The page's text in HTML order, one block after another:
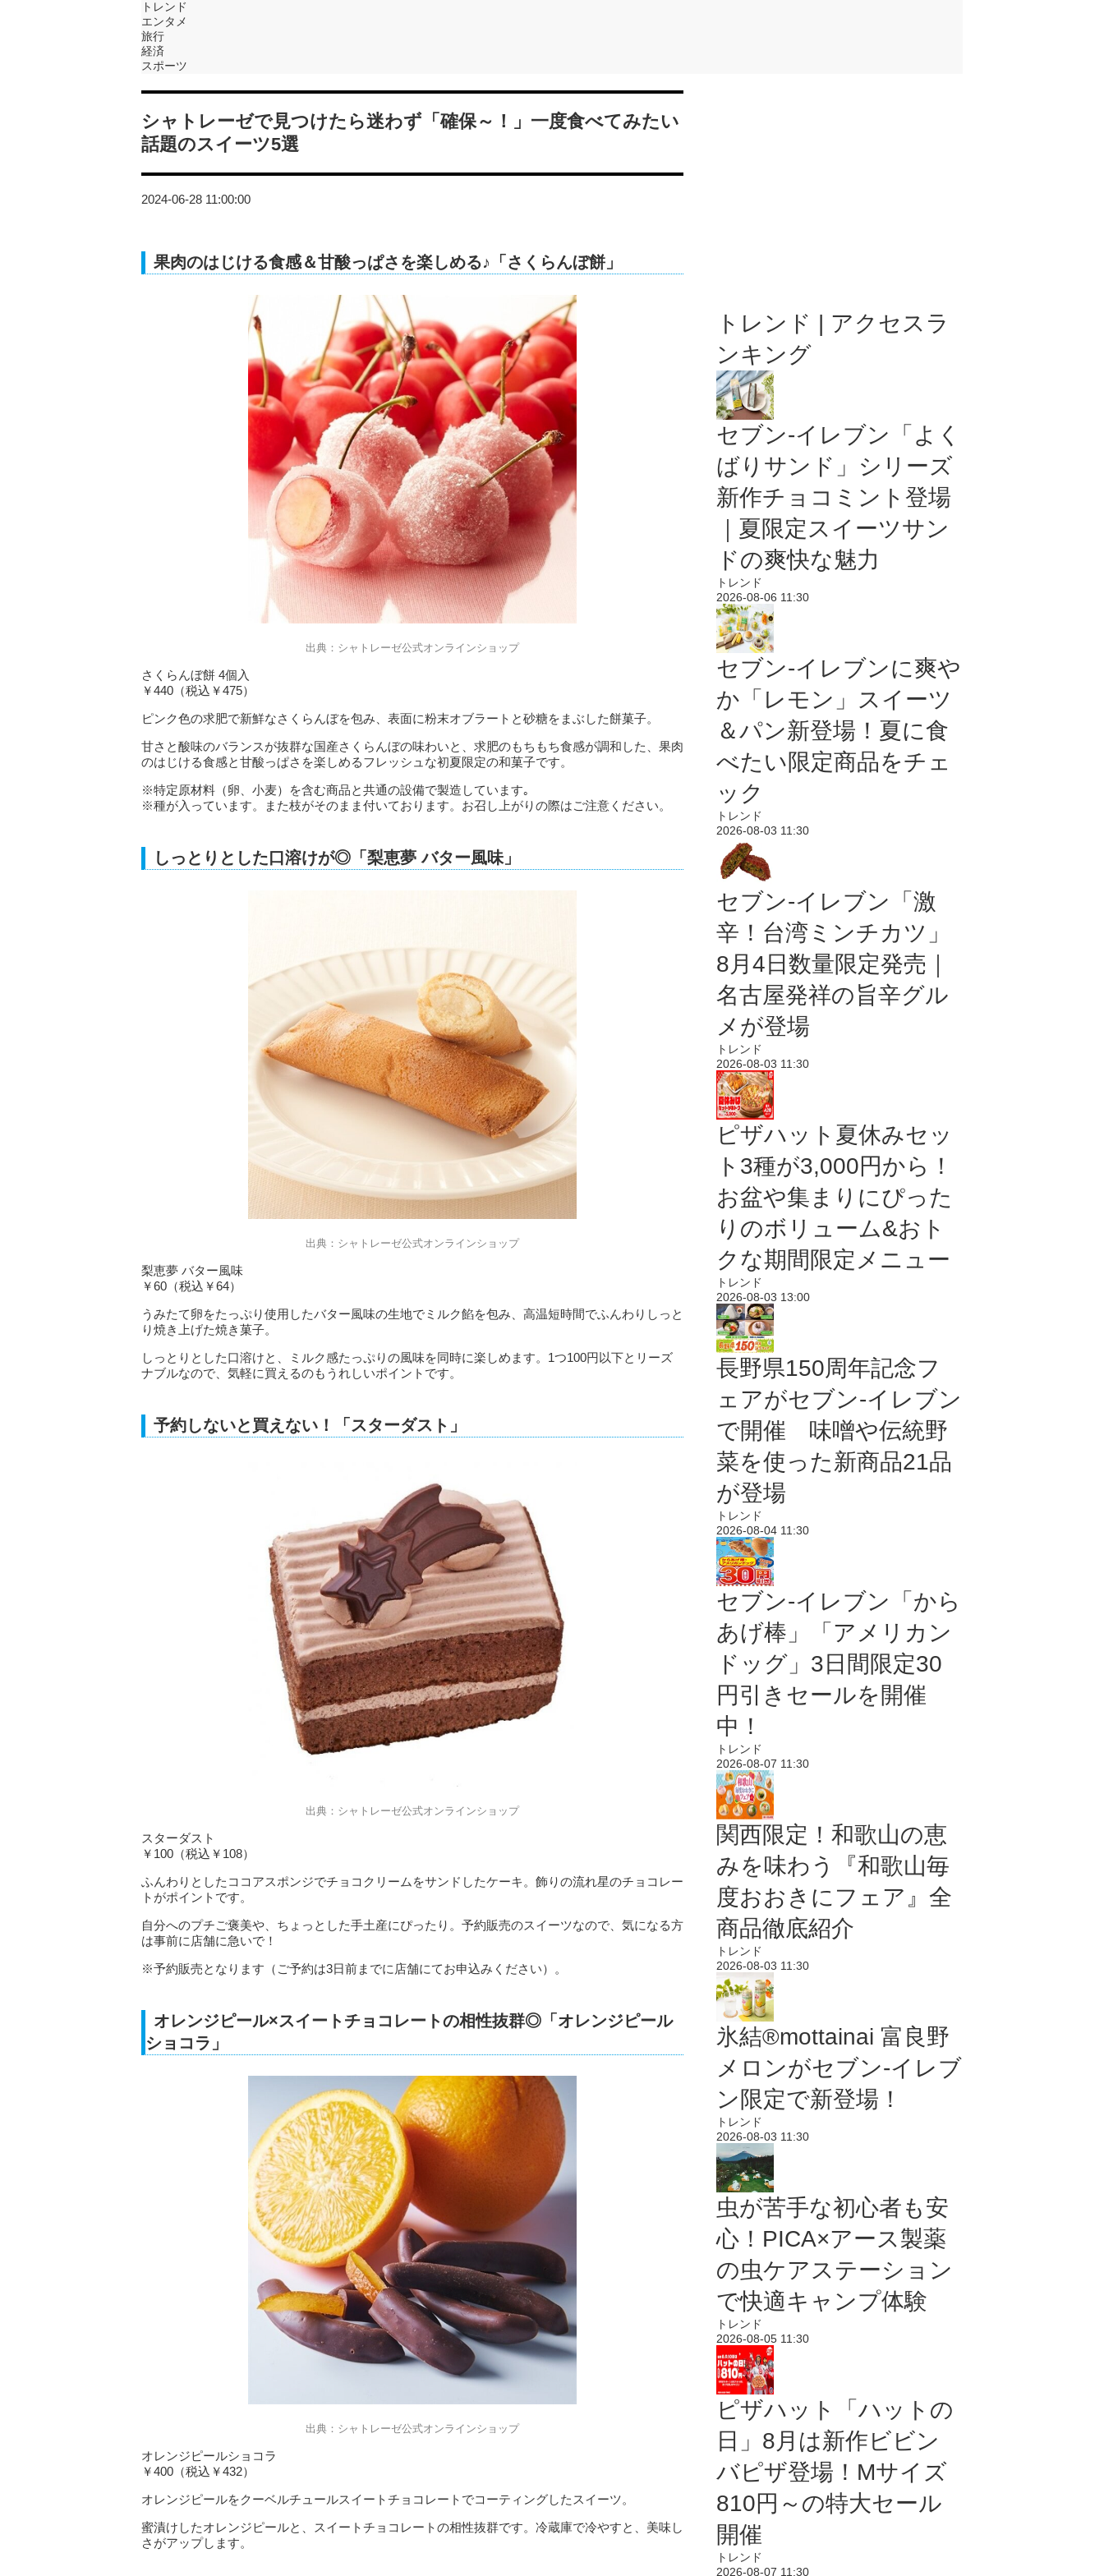
トレンド
エンタメ
旅行
経済
スポーツ
シャトレーゼで見つけたら迷わず「確保～！」一度食べてみたい
話題のスイーツ5選
2024-06-28 11:00:00
果肉のはじける食感＆甘酸っぱさを楽しめる♪「さくらんぼ餅」
出典：シャトレーゼ公式オンラインショップ
さくらんぼ餅 4個入
￥440（税込￥475）
ピンク色の求肥で新鮮なさくらんぼを包み、表面に粉末オブラートと砂糖をまぶした餅菓子。
甘さと酸味のバランスが抜群な国産さくらんぼの味わいと、求肥のもちもち食感が調和した、果肉
のはじける食感と甘酸っぱさを楽しめるフレッシュな初夏限定の和菓子です。
※特定原材料（卵、小麦）を含む商品と共通の設備で製造しています｡
※種が入っています。また枝がそのまま付いております。お召し上がりの際はご注意ください。
しっとりとした口溶けが◎「梨恵夢 バター風味」
出典：シャトレーゼ公式オンラインショップ
梨恵夢 バター風味
￥60（税込￥64）
うみたて卵をたっぷり使用したバター風味の生地でミルク餡を包み、高温短時間でふんわりしっと
り焼き上げた焼き菓子。
しっとりとした口溶けと、ミルク感たっぷりの風味を同時に楽しめます。1つ100円以下とリーズ
ナブルなので、気軽に買えるのもうれしいポイントです。
予約しないと買えない！「スターダスト」
出典：シャトレーゼ公式オンラインショップ
スターダスト
￥100（税込￥108）
ふんわりとしたココアスポンジでチョコクリームをサンドしたケーキ。飾りの流れ星のチョコレー
トがポイントです。
自分へのプチご褒美や、ちょっとした手土産にぴったり。予約販売のスイーツなので、気になる方
は事前に店舗に急いで！
※予約販売となります（ご予約は3日前までに店舗にてお申込みください）。
オレンジピール×スイートチョコレートの相性抜群◎「オレンジピール
ショコラ」
出典：シャトレーゼ公式オンラインショップ
オレンジピールショコラ
￥400（税込￥432）
オレンジピールをクーベルチュールスイートチョコレートでコーティングしたスイーツ。
蜜漬けしたオレンジピールと、スイートチョコレートの相性抜群です。冷蔵庫で冷やすと、美味し
さがアップします。
トレンド | アクセスラ
ンキング
セブン‐イレブン「よく
ばりサンド」シリーズ
新作チョコミント登場
｜夏限定スイーツサン
ドの爽快な魅力
トレンド
2026-08-06 11:30
セブン‐イレブンに爽や
か「レモン」スイーツ
＆パン新登場！夏に食
べたい限定商品をチェ
ック
トレンド
2026-08-03 11:30
セブン-イレブン「激
辛！台湾ミンチカツ」
8月4日数量限定発売｜
名古屋発祥の旨辛グル
メが登場
トレンド
2026-08-03 11:30
ピザハット夏休みセッ
ト3種が3,000円から！
お盆や集まりにぴった
りのボリューム&おト
クな期間限定メニュー
トレンド
2026-08-03 13:00
長野県150周年記念フ
ェアがセブン-イレブン
で開催 味噌や伝統野
菜を使った新商品21品
が登場
トレンド
2026-08-04 11:30
セブン‐イレブン「から
あげ棒」「アメリカン
ドッグ」3日間限定30
円引きセールを開催
中！
トレンド
2026-08-07 11:30
関西限定！和歌山の恵
みを味わう『和歌山毎
度おおきにフェア』全
商品徹底紹介
トレンド
2026-08-03 11:30
氷結®mottainai 富良野
メロンがセブン‐イレブ
ン限定で新登場！
トレンド
2026-08-03 11:30
虫が苦手な初心者も安
心！PICA×アース製薬
の虫ケアステーション
で快適キャンプ体験
トレンド
2026-08-05 11:30
ピザハット「ハットの
日」8月は新作ビビン
バピザ登場！Mサイズ
810円～の特大セール
開催
トレンド
2026-08-07 11:30